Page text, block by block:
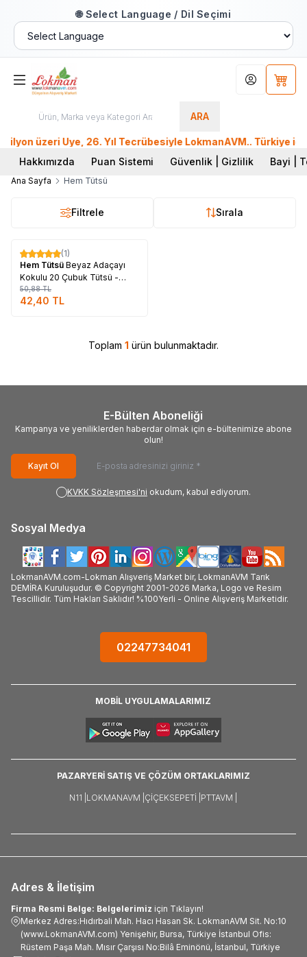
🌐 Select Language / Dil Seçimi
ARA
Hesabım
üzeri Üye, 26. Yıl Tecrübesiyle LokmanAVM.. Türkiye
Hakkımızda
Puan Sistemi Güvenlik | Gizlilik Bayi |
Ana Sayfa Hem Tütsü
Filtrele Sırala
%17
(1)
Hem Tütsü Beyaz Adaçayı
Kokulu 20 Çubuk Tütsü -
White Salvia
50,88TL
42,40 TL
Toplam 1 ürün bulunmaktadır.
E-Bülten Aboneliği
Kampanya ve yeniliklerden haberdar olmak için e-bültenimize abone
olun!
Kayıt Ol
KVKK Sözleşmesi'ni okudum, kabul ediyorum.
Sosyal Medya
LokmanAVM.com-Lokman Alışveriş Market bir, LokmanAVM Tarık
DEMİRA Kuruluşudur. © Copyright 2001-2026 Marka, Logo ve Resim
Tescillidir. Tüm Hakları Saklıdır! %100Yerli - Online Alışveriş Marketidir.
02247734041
MOBİL UYGULAMALARIMIZ
PAZARYERİ SATIŞ VE ÇÖZÜM ORTAKLARIMIZ
N11 | LOKMANAVM | ÇIÇEKSEPETI | PTTAVM |
Adres & İletişim
Firma Resmi Belge: Belgelerimiz için Tıklayın!
Merkez Adres:Hıdırbali Mah. Hacı Hasan Sk. LokmanAVM Sit. No:10
(www.LokmanAVM.com) Yenişehir, Bursa, Türkiye İstanbul Ofis:
Rüstem Paşa Mah. Mısır Çarşısı No:Bilâ Eminönü, İstanbul, Türkiye